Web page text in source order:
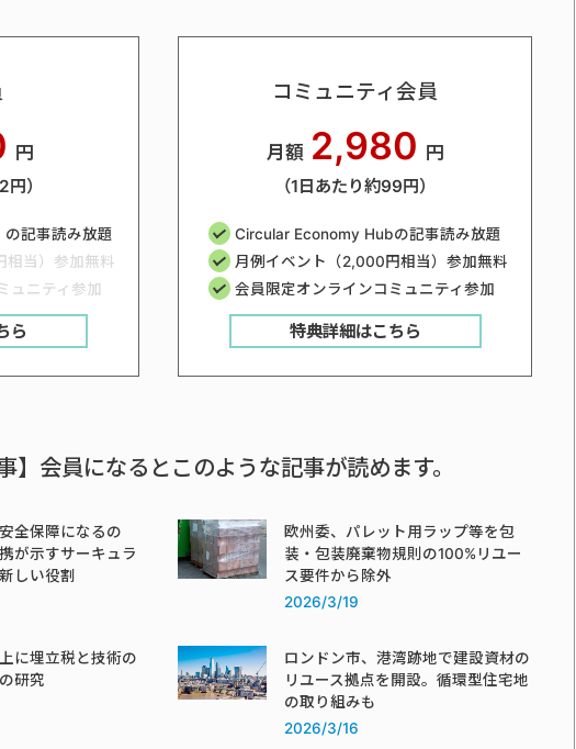
円
）
記事読み放題
相当）参加無料
ュニティ参加
ら
コミュニティ会員
月額 2,980 円
（1日あたり約99円）
Circular Economy Hubの記事読み放題
月例イベント（2,000円相当）参加無料
会員限定オンラインコミュニティ参加
特典詳細はこちら
】会員になるとこのような記事が読めます。
全保障になるの
が示すサーキュラ
しい役割
欧州委、パレット用ラップ等を包
装・包装廃棄物規則の100%リユー
ス要件から除外
2026/3/19
に埋立税と技術の
研究
ロンドン市、港湾跡地で建設資材の
リユース拠点を開設。循環型住宅地
の取り組みも
2026/3/16